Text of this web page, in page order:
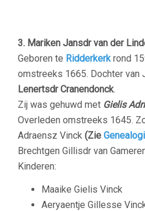
3. Mariken Jansdr van der
Geboren te Ridderkerkrond
omstreeks 1665. Dochter van
Lenertsdr Cranendonck.
Zij was gehuwd met Gielis
Overleden omstreeks 1645.
Adraensz Vinck (Zie
Brechtgen Gillisdr van
Kinderen:
Maaike Gielis Vinck
Aeryaentje Gillesse